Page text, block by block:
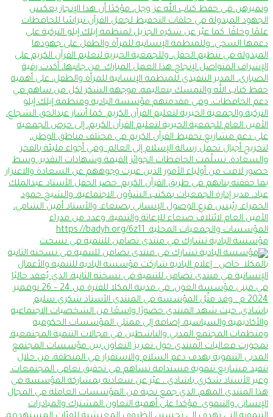
مؤسسة البادية تشارك في منتدى تضامن للتنمية في نسخت